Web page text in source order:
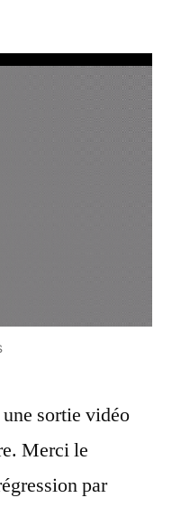
sortie vidéo
Merci le
par